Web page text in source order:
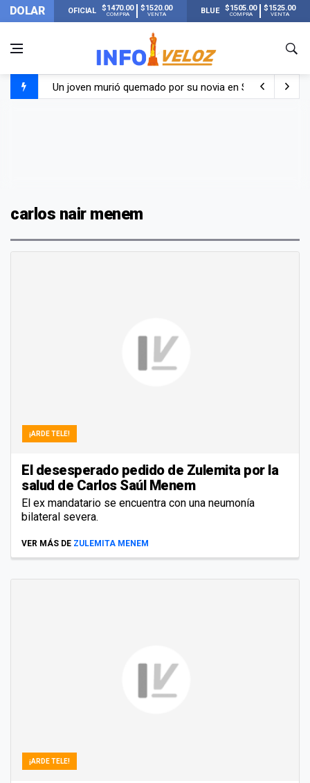
DOLAR OFICIAL $1470.00
COMPRA
$1520.00
VENTA BLUE $1505.00
COMPRA
$1525.00
VENTA
Un joven murió quemado por su novia en San Luis:
carlos nair menem
¡ARDE TELE!
El desesperado pedido de Zulemita por la
salud de Carlos Saúl Menem
El ex mandatario se encuentra con una neumonía
bilateral severa.
VER MÁS DE ZULEMITA MENEM
¡ARDE TELE!